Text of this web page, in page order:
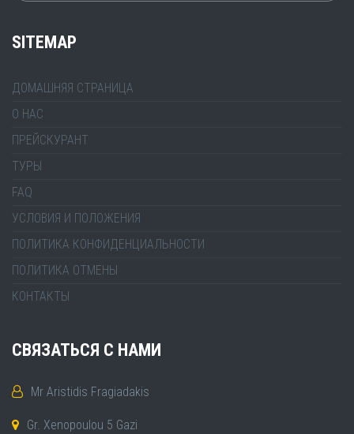
SITEMAP
ДОМАШНЯЯ СТРАНИЦА
О НАС
ПРЕЙСКУРАНТ
ТУРЫ
FAQ
УСЛОВИЯ И ПОЛОЖЕНИЯ
ПОЛИТИКА КОНФИДЕНЦИАЛЬНОСТИ
ПОЛИТИКА ОТМЕНЫ
КОНТАКТЫ
СВЯЗАТЬСЯ С НАМИ
Mr Aristidis Fragiadakis
Gr. Xenopoulou 5 Gazi